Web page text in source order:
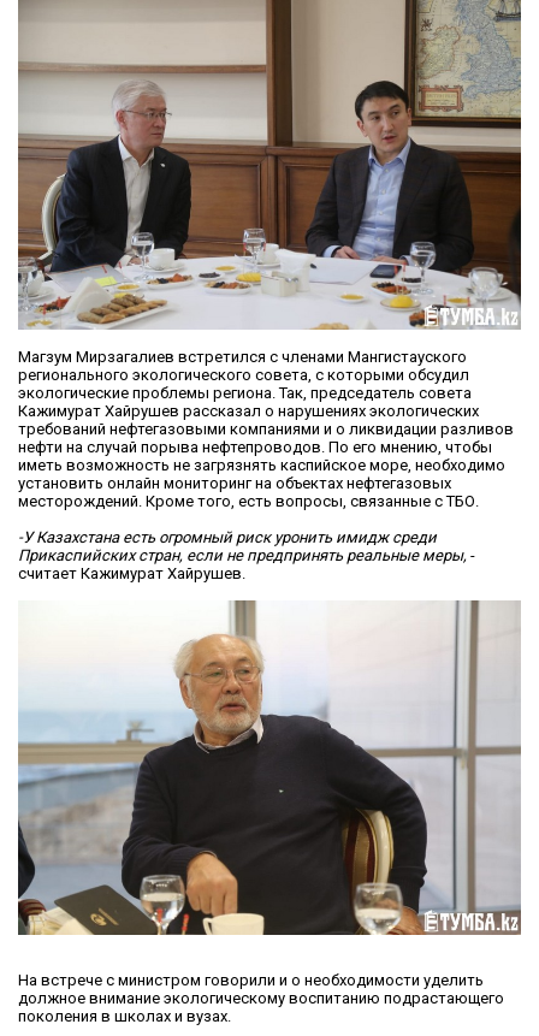
Магзум Мирзагалиев встретился с членами Мангистауского
регионального экологического совета, с которыми обсудил
экологические проблемы региона. Так, председатель совета
Кажимурат Хайрушев рассказал о нарушениях экологических
требований нефтегазовыми компаниями и о ликвидации разливов
нефти на случай порыва нефтепроводов. По его мнению, чтобы
иметь возможность не загрязнять каспийское море, необходимо
установить онлайн мониторинг на объектах нефтегазовых
месторождений. Кроме того, есть вопросы, связанные с ТБО.
-У Казахстана есть огромный риск уронить имидж среди
Прикаспийских стран, если не предпринять реальные меры, -
считает Кажимурат Хайрушев.
На встрече с министром говорили и о необходимости уделить
должное внимание экологическому воспитанию подрастающего
поколения в школах и вузах.